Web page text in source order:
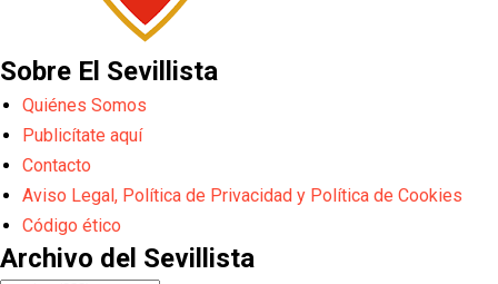
Sobre El Sevillista
Quiénes Somos
Publicítate aquí
Contacto
Aviso Legal, Política de Privacidad y Política de Cookies
Código ético
Archivo del Sevillista